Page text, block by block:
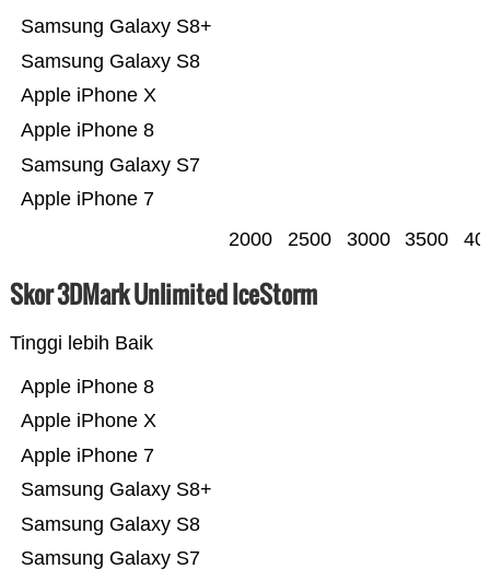
Apple iPhone 7
Samsung Galaxy S7
Apple iPhone 8
Apple iPhone X
Samsung Galaxy S8
Samsung Galaxy S8+
2000 2500 3000 3500
Skor 3DMark Unlimited IceStorm
Tinggi lebih Baik
Samsung Galaxy S7
Samsung Galaxy S8
Samsung Galaxy S8+
Apple iPhone 7
Apple iPhone X
Apple iPhone 8